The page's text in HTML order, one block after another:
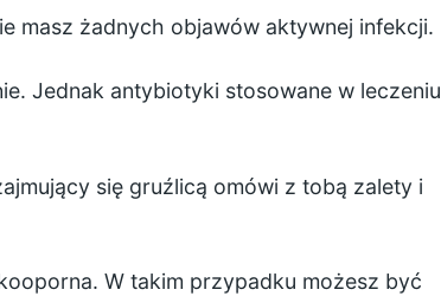
masz żadnych objawów aktywnej infekcji.
Jednak antybiotyki stosowane w leczeniu
się gruźlicą omówi z tobą zalety i
W takim przypadku możesz być